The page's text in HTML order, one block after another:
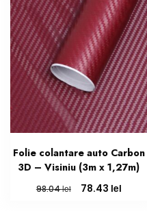
Folie colantare auto Carbon
3D – Visiniu (3m x 1,27m)
98.04lei
Prețul
78.43 leiPrețul